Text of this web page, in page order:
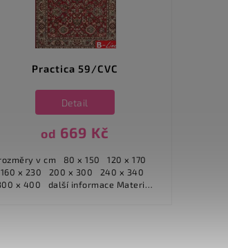
Practica 59/CVC
od 669 Kč
Detail
v cm 80 x 150 120 x 170
160 x 230 200 x 300 240 x 340
x 400 další informace Materiál